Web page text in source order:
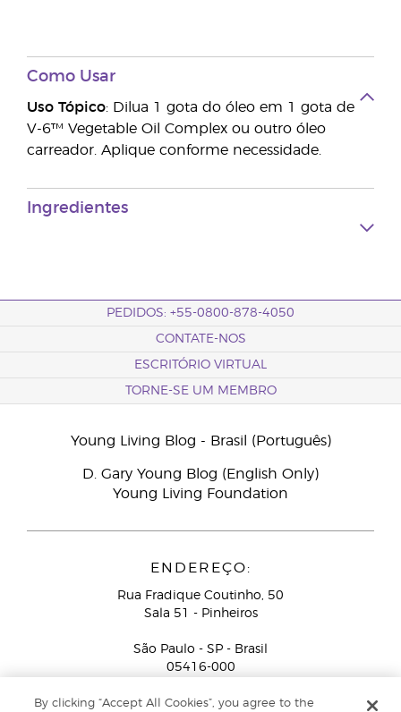
Como Usar
Uso Tópico: Dilua 1 gota do óleo em 1 gota de
V-6™ Vegetable Oil Complex ou outro óleo
carreador. Aplique conforme necessidade.
Ingredientes
PEDIDOS: +55-0800-878-4050
CONTATE-NOS
ESCRITÓRIO VIRTUAL
TORNE-SE UM MEMBRO
Young Living Blog - Brasil (Português)
D. Gary Young Blog (English Only)
Young Living Foundation
ENDEREÇO:
Rua Fradique Coutinho, 50
Sala 51 - Pinheiros
São Paulo - SP - Brasil
05416-000
By clicking “Accept All Cookies”, you agree to the